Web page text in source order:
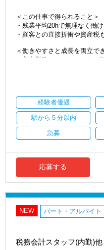
・事前に気軽な面談を実施
・仕事内容やキャリアを相談
・ざっくばらんに質問OK
・入社時期は柔軟に対応
＜この仕事で得られること＞
・残業平均20hで無理なく働
・顧客との直接折衝や資産税
＜働きやすさと成長を両立で
・入力業務はアシスタントが
・顧客と直接折衝する機会が
・経験値が自然と積み上がる環
＜働きやすい環境＞
・有給取得率90％以上
・年間休日125日以上
・男性の育休取得率100％
・テレワーク導入済み
・全席デュアルモニタ完備
・クライアント2500社以上
・9割が紹介の安定基盤
・一般企業～医療・学校法人
・相続／事業承継／M&Aにも
経験者優遇
駅から５分以内
急募
応募する
NEW パート・アルバイト
税務会計スタッフ(内勤)